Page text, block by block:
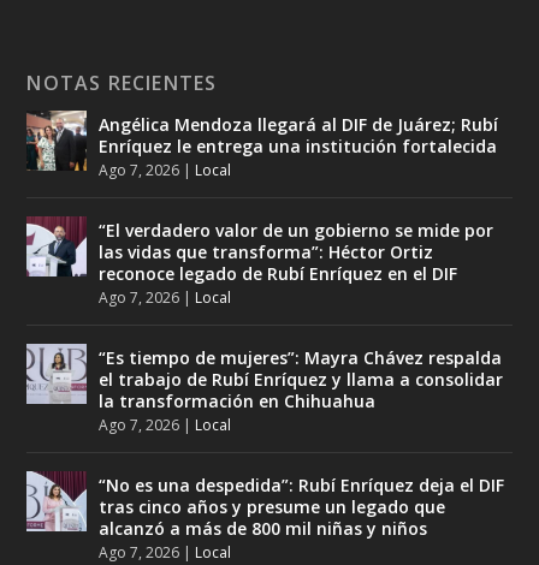
NOTAS RECIENTES
Angélica Mendoza llegará al DIF de Juárez; Rubí
Enríquez le entrega una institución fortalecida
Ago 7, 2026 | Local
“El verdadero valor de un gobierno se mide por
las vidas que transforma”: Héctor Ortiz
reconoce legado de Rubí Enríquez en el DIF
Ago 7, 2026 | Local
“Es tiempo de mujeres”: Mayra Chávez respalda
el trabajo de Rubí Enríquez y llama a consolidar
la transformación en Chihuahua
Ago 7, 2026 | Local
“No es una despedida”: Rubí Enríquez deja el DIF
tras cinco años y presume un legado que
alcanzó a más de 800 mil niñas y niños
Ago 7, 2026 | Local